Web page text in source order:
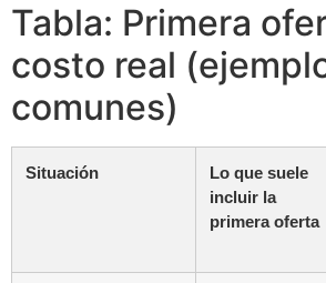
Tabla: Primera
costo real
comunes)
Situación
Lo que suele
incluir la
primera oferta